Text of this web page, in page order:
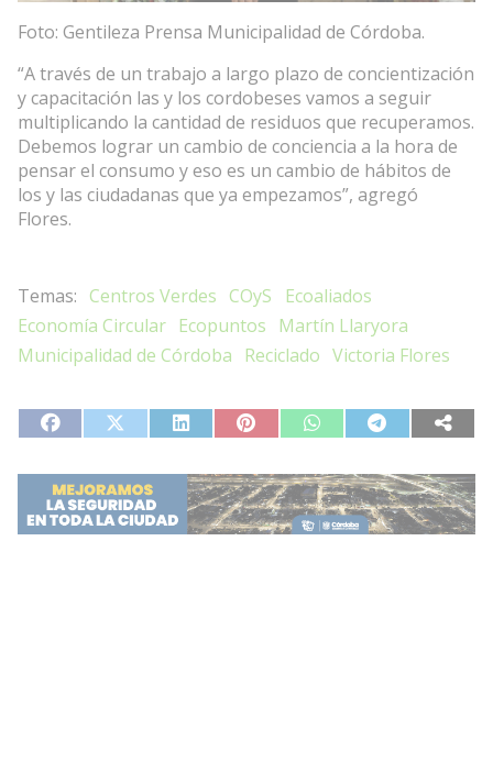
Foto: Gentileza Prensa Municipalidad de Córdoba.
“A través de un trabajo a largo plazo de concientización
y capacitación las y los cordobeses vamos a seguir
multiplicando la cantidad de residuos que recuperamos.
Debemos lograr un cambio de conciencia a la hora de
pensar el consumo y eso es un cambio de hábitos de
los y las ciudadanas que ya empezamos”, agregó
Flores.
Centros Verdes COyS
Ecoaliados
Economía Circular Ecopuntos Martín Llaryora
Municipalidad de Córdoba Reciclado Victoria Flores